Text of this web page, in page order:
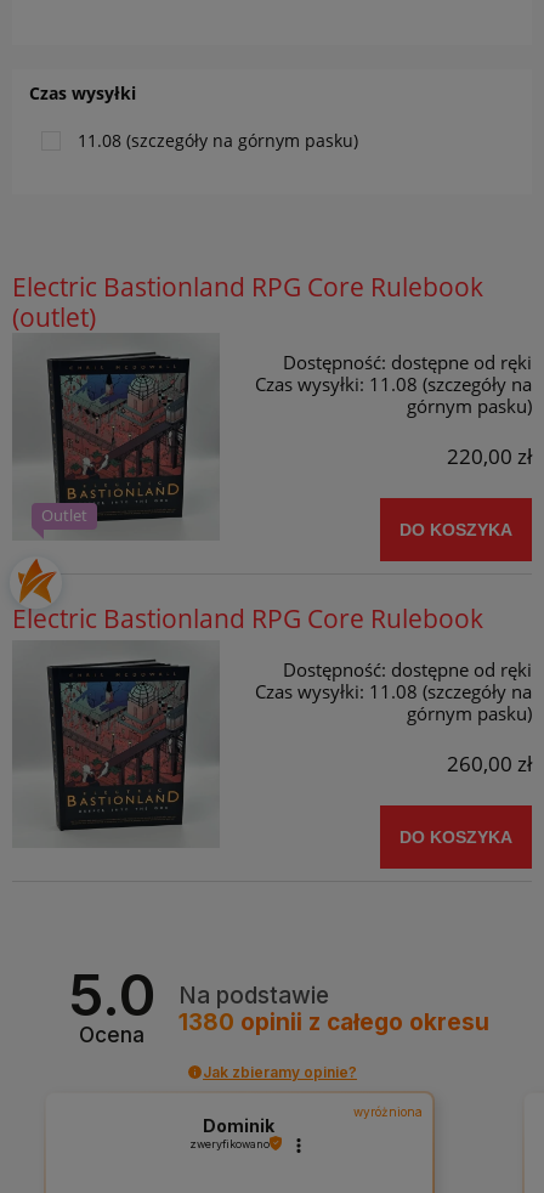
Czas wysyłki
11.08 (szczegóły na górnym pasku)
Electric Bastionland RPG Core Rulebook
(outlet)
Dostępność: dostępne od ręki
Czas wysyłki: 11.08 (szczegóły na
górnym pasku)
220,00 zł
DO KOSZYKA
Outlet
Electric Bastionland RPG Core Rulebook
Dostępność: dostępne od ręki
Czas wysyłki: 11.08 (szczegóły na
górnym pasku)
260,00 zł
DO KOSZYKA
5.0
Ocena
Na podstawie
1380 opinii z całego okresu
Jak zbieramy opinie?
wyróżniona
Dominik
zweryfikowano